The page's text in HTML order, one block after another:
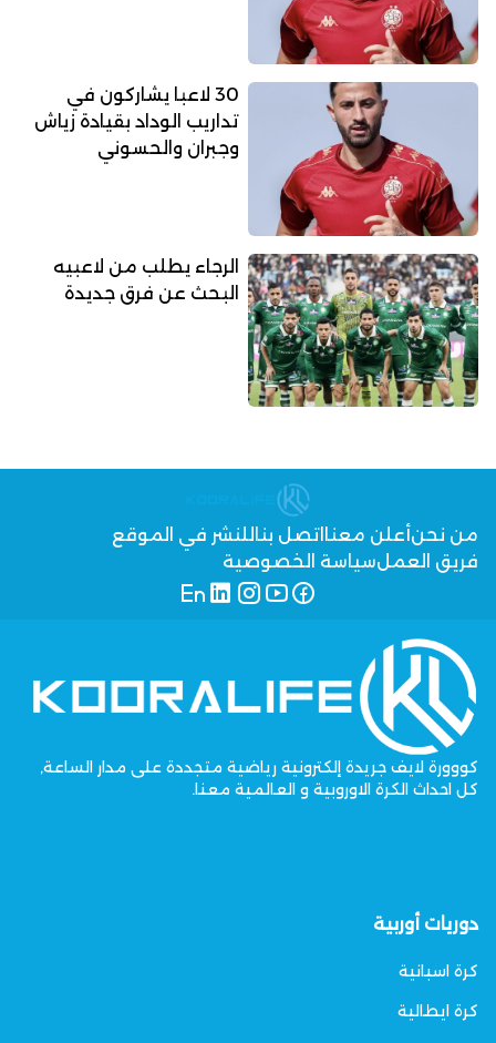
30 لاعبا يشاركون في
تداريب الوداد بقيادة زياش
وجبران والحسوني
الرجاء يطلب من لاعبيه
البحث عن فرق جديدة
من نحنأعلن معنا اتصل بنا للنشر في الموقع
فريق العملسياسة الخصوصية
كووورة لايف جريدة إلكترونية رياضية متجددة على مدار الساعة,
كل احداث الكرة الاوروبية و العالمية معنا.
دوريات أوربية
كرة اسبانية
كرة ايطالية